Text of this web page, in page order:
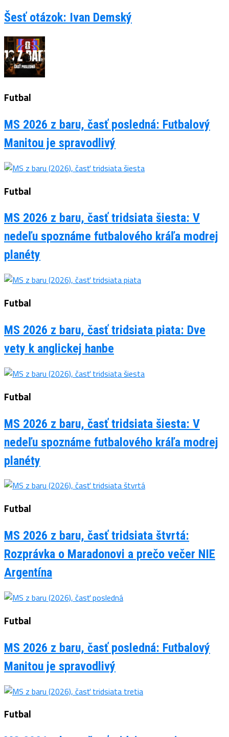
Šesť otázok: Ivan Demský
Futbal
MS 2026 z baru, časť posledná: Futbalový
Manitou je spravodlivý
Futbal
MS 2026 z baru, časť tridsiata šiesta: V
nedeľu spoznáme futbalového kráľa modrej
planéty
Futbal
MS 2026 z baru, časť tridsiata piata: Dve
vety k anglickej hanbe
Futbal
MS 2026 z baru, časť tridsiata šiesta: V
nedeľu spoznáme futbalového kráľa modrej
planéty
Futbal
MS 2026 z baru, časť tridsiata štvrtá:
Rozprávka o Maradonovi a prečo večer NIE
Argentína
Futbal
MS 2026 z baru, časť posledná: Futbalový
Manitou je spravodlivý
Futbal